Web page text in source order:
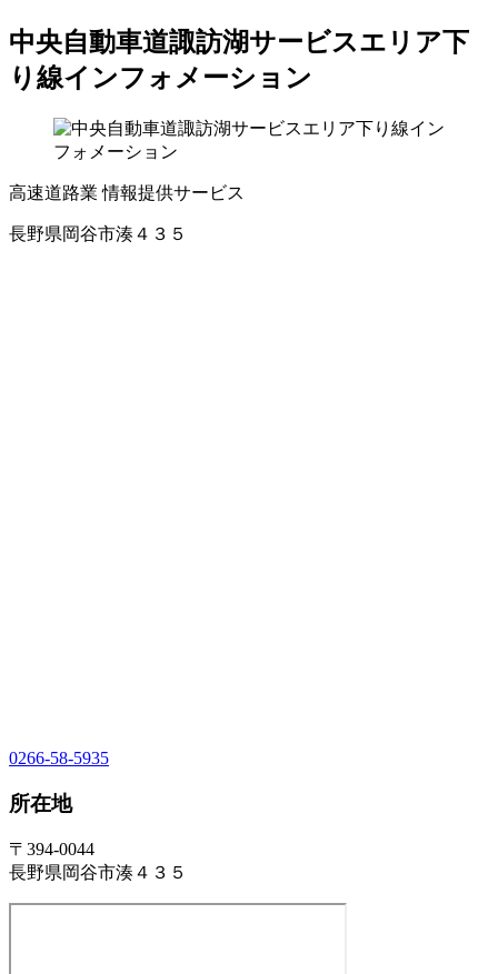
中央自動車道諏訪湖サービスエリア下
り線インフォメーション
高速道路業 情報提供サービス
長野県岡谷市湊４３５
0266-58-5935
所在地
〒394-0044
長野県岡谷市湊４３５